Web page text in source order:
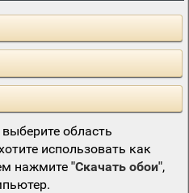
область
использовать как
нажмите "Скачать обои",